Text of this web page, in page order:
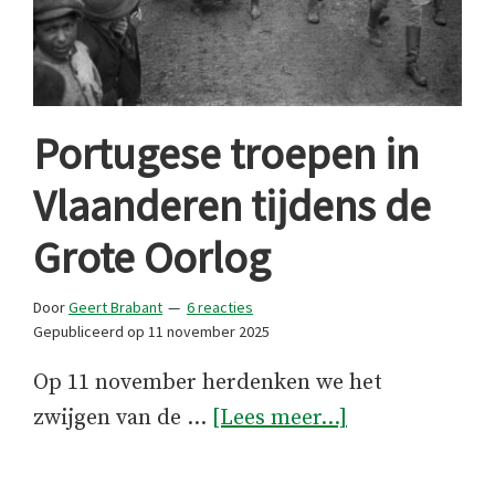
Portugese troepen in
Vlaanderen tijdens de
Grote Oorlog
DoorGeert Brabant
6 reacties
Gepubliceerd op 11 november 2025
Op 11 november herdenken we het
zwijgen van de … [Lees meer...]